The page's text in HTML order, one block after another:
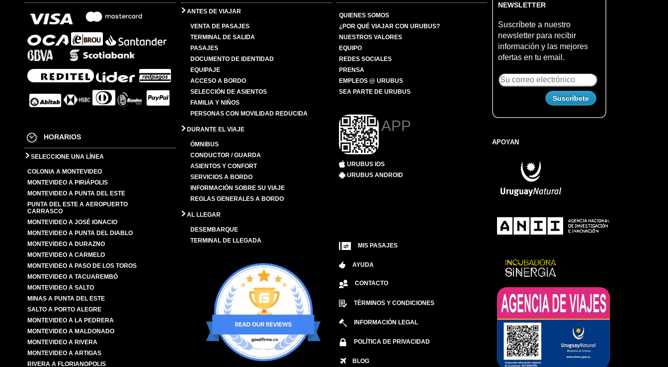
HORARIOS
SELECCIONE UNA LÍNEA
COLONIA A MONTEVIDEO
MONTEVIDEO A PIRIÁPOLIS
MONTEVIDEO A PUNTA DEL ESTE
PUNTA DEL ESTE A AEROPUERTO
CARRASCO
MONTEVIDEO A JOSÉ IGNACIO
MONTEVIDEO A PUNTA DEL DIABLO
MONTEVIDEO A DURAZNO
MONTEVIDEO A CARMELO
MONTEVIDEO A PASO DE LOS TOROS
MONTEVIDEO A TACUAREMBÓ
MONTEVIDEO A SALTO
MINAS A PUNTA DEL ESTE
SALTO A PORTO ALEGRE
MONTEVIDEO A LA PEDRERA
MONTEVIDEO A MALDONADO
MONTEVIDEO A RIVERA
MONTEVIDEO A ARTIGAS
RIVERA A FLORIANOPOLIS
ANTES DE VIAJAR
VENTA DE PASAJES
TERMINAL DE SALIDA
PASAJES
DOCUMENTO DE IDENTIDAD
EQUIPAJE
ACCESO A BORDO
SELECCIÓN DE ASIENTOS
FAMILIA Y NIÑOS
PERSONAS CON MOVILIDAD REDUCIDA
DURANTE EL VIAJE
ÓMNIBUS
CONDUCTOR / GUARDA
ASIENTOS Y CONFORT
SERVICIOS A BORDO
INFORMACIÓN SOBRE SU VIAJE
REGLAS GENERALES A BORDO
AL LLEGAR
DESEMBARQUE
TERMINAL DE LLEGADA
QUIENES SOMOS
¿POR QUÉ VIAJAR CON URUBUS?
NUESTROS VALORES
EQUIPO
REDES SOCIALES
PRENSA
EMPLEOS @ URUBUS
SEA PARTE DE URUBUS
APP
URUBUS IOS
URUBUS ANDROID
MIS PASAJES
AYUDA
CONTACTO
TÉRMINOS Y CONDICIONES
INFORMACIÓN LEGAL
POLÍTICA DE PRIVACIDAD
BLOG
NEWSLETTER
Suscríbete a nuestro
newsletter para recibir
información y las mejores
ofertas en tu email.
APOYAN